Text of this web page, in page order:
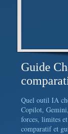
Guide
Quel outil IA
Copilot,
forces, limites
comparatif et